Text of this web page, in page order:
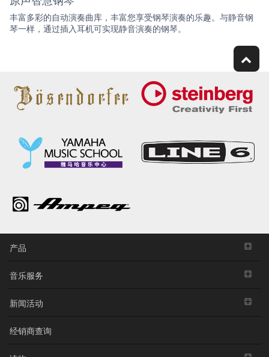
丰富多彩的自动演奏曲库，丰富您享受钢琴演奏的乐趣。与静音钢
琴一样，通过插入耳机可实现静音演奏的钢琴。
产品
音乐服务
新闻活动
经销商查询